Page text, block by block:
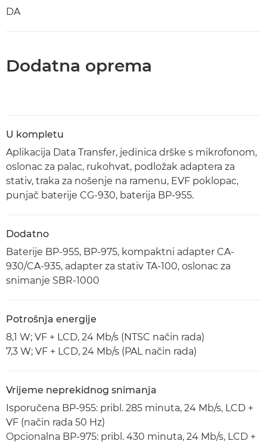
DA
Dodatna oprema
U kompletu
Aplikacija Data Transfer, jedinica drške s mikrofonom,
oslonac za palac, rukohvat, podložak adaptera za
stativ, traka za nošenje na ramenu, EVF poklopac,
punjač baterije CG-930, baterija BP-955.
Dodatno
Baterije BP-955, BP-975, kompaktni adapter CA-
930/CA-935, adapter za stativ TA-100, oslonac za
snimanje SBR-1000
Potrošnja energije
8,1 W; VF + LCD, 24 Mb/s (NTSC način rada)
7,3 W; VF + LCD, 24 Mb/s (PAL način rada)
Vrijeme neprekidnog snimanja
Isporučena BP-955: pribl. 285 minuta, 24 Mb/s, LCD +
VF (način rada 50 Hz)
Opcionalna BP-975: pribl. 430 minuta, 24 Mb/s, LCD +